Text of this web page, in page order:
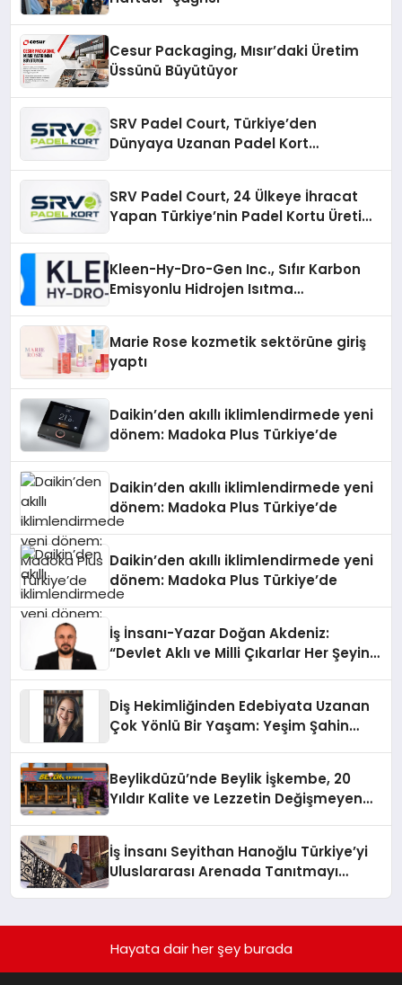
Cesur Packaging, Mısır’daki Üretim
Üssünü Büyütüyor
SRV Padel Court, Türkiye’den
Dünyaya Uzanan Padel Kort
SRV Padel Court, 24 Ülkeye İhracat
Yapan Türkiye’nin Padel Kortu Üretim
Kleen-Hy-Dro-Gen Inc., Sıfır Karbon
Emisyonlu Hidrojen Isıtma
Marie Rose kozmetik sektörüne giriş
yaptı
Daikin’den akıllı iklimlendirmede yeni
dönem: Madoka Plus Türkiye’de
Daikin’den akıllı iklimlendirmede yeni
dönem: Madoka Plus Türkiye’de
Daikin’den akıllı iklimlendirmede yeni
dönem: Madoka Plus Türkiye’de
İş İnsanı-Yazar Doğan Akdeniz:
“Devlet Aklı ve Milli Çıkarlar Her Şeyin
Diş Hekimliğinden Edebiyata Uzanan
Çok Yönlü Bir Yaşam: Yeşim Şahin
Beylikdüzü’nde Beylik İşkembe, 20
Yıldır Kalite ve Lezzetin Değişmeyen
İş İnsanı Seyithan Hanoğlu Türkiye’yi
Uluslararası Arenada Tanıtmayı
Hayata dair her şey burada